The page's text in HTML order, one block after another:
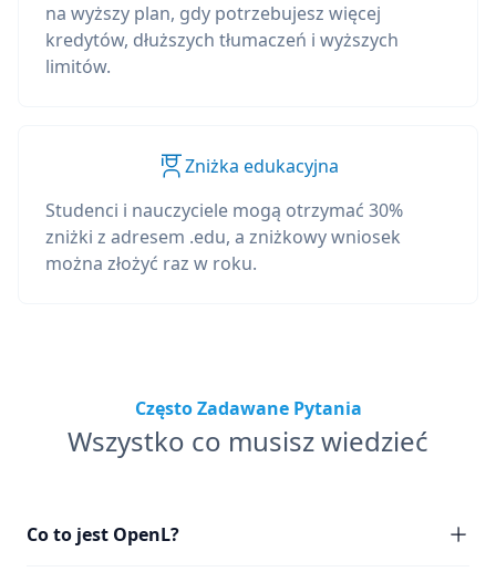
na wyższy plan, gdy potrzebujesz więcej
kredytów, dłuższych tłumaczeń i wyższych
limitów.
Zniżka edukacyjna
Studenci i nauczyciele mogą otrzymać 30%
zniżki z adresem .edu, a zniżkowy wniosek
można złożyć raz w roku.
Często Zadawane Pytania
Wszystko co musisz wiedzieć
Co to jest OpenL?